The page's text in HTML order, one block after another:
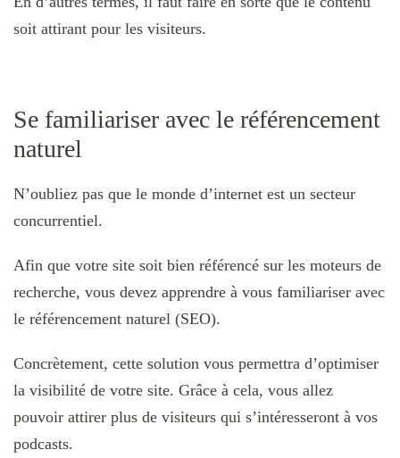
soit attirant pour les visiteurs.
Se familiariser avec le référencement
naturel
N’oubliez pas que le monde d’internet est un secteur
concurrentiel.
Afin que votre site soit bien référencé sur les moteurs de
recherche, vous devez apprendre à vous familiariser avec
le référencement naturel (SEO).
Concrètement, cette solution vous permettra d’optimiser
la visibilité de votre site. Grâce à cela, vous allez
pouvoir attirer plus de visiteurs qui s’intéresseront à vos
podcasts.